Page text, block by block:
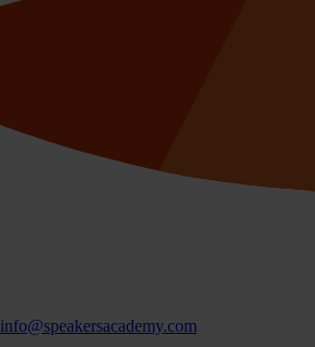
info@speakersacademy.com